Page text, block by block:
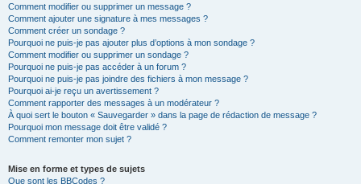
Comment modifier ou supprimer un message ?
Comment ajouter une signature à mes messages ?
Comment créer un sondage ?
Pourquoi ne puis-je pas ajouter plus d’options à mon sondage ?
Comment modifier ou supprimer un sondage ?
Pourquoi ne puis-je pas accéder à un forum ?
Pourquoi ne puis-je pas joindre des fichiers à mon message ?
Pourquoi ai-je reçu un avertissement ?
Comment rapporter des messages à un modérateur ?
À quoi sert le bouton « Sauvegarder » dans la page de rédaction de message ?
Pourquoi mon message doit être validé ?
Comment remonter mon sujet ?
Mise en forme et types de sujets
Que sont les BBCodes ?